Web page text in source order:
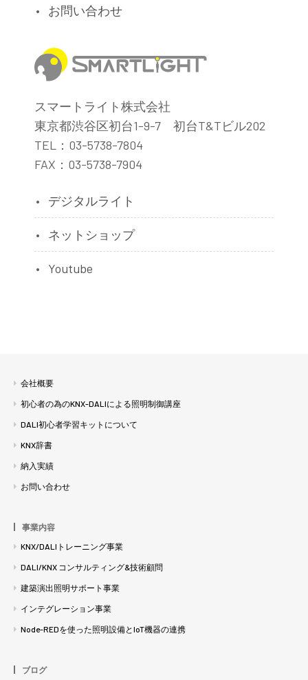
お問い合わせ
スマートライト株式会社
東京都渋谷区初台1-9-7 初台T&Tビル202
TEL：03-5738-7804
FAX：03-5738-7904
デジタルライト
ネットショップ
Youtube
会社概要
初心者の為のKNX-DALIによる照明制御講座
DALI初心者学習キットについて
KNX辞書
納入実績
お問い合わせ
事業内容
KNX/DALIトレーニング事業
DALI/KNX コンサルティング&技術顧問
建築演出照明サポート事業
インテグレーション事業
Node-REDを使った照明設備とIoT機器の連携
ブログ